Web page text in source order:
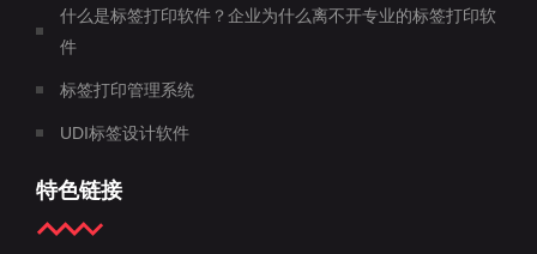
什么是标签打印软件？企业为什么离不开专业的标签打印软
件
标签打印管理系统
UDI标签设计软件
特色链接